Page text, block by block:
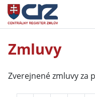
Zmluvy
Zverejnené zmluvy za